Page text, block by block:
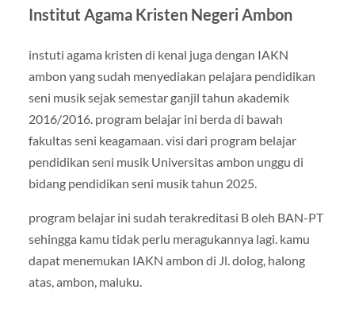
Institut Agama Kristen Negeri Ambon
instuti agama kristen di kenal juga dengan IAKN
ambon yang sudah menyediakan pelajara pendidikan
seni musik sejak semestar ganjil tahun akademik
2016/2016. program belajar ini berda di bawah
fakultas seni keagamaan. visi dari program belajar
pendidikan seni musik Universitas ambon unggu di
bidang pendidikan seni musik tahun 2025.
program belajar ini sudah terakreditasi B oleh BAN-PT
sehingga kamu tidak perlu meragukannya lagi. kamu
dapat menemukan IAKN ambon di Jl. dolog, halong
atas, ambon, maluku.